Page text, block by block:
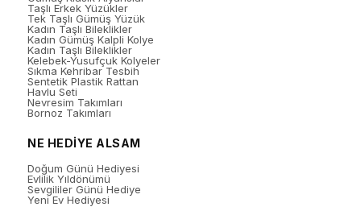
Taşlı Erkek Yüzükler
Tek Taşlı Gümüş Yüzük
Kadın Taşlı Bileklikler
Kadın Gümüş Kalpli Kolye
Kadın Taşlı Bileklikler
Kelebek-Yusufçuk Kolyeler
Sıkma Kehribar Tesbih
Sentetik Plastik Rattan
Havlu Seti
Nevresim Takımları
Bornoz Takımları
NE HEDİYE ALSAM
Doğum Günü Hediyesi
Evlilik Yıldönümü
Sevgililer Günü Hediye
Yeni Ev Hediyesi